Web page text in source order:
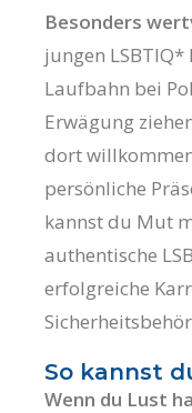
Besonders
jungen LSBTIQ*
Laufbahn bei
Erwägung
dort
persönliche
kannst du Mut
authentische
erfolgreiche
So kannst
Wenn du Lust